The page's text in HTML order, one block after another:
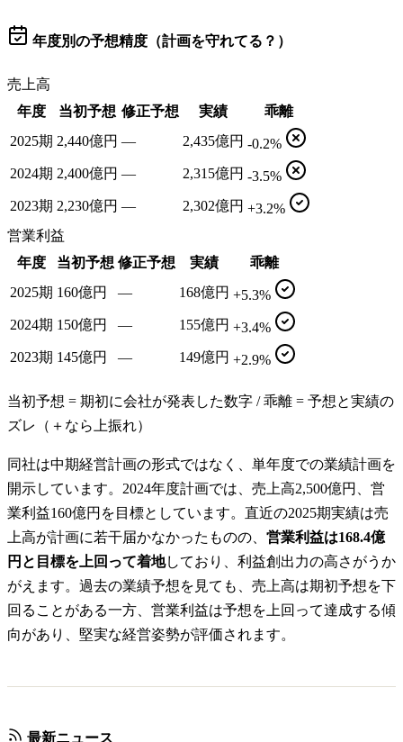
年度別の予想精度（計画を守れてる？）
売上高
年度
当初予想 修正予想 実績
乖離
2025期 2,440億円 — 2,435億円 -0.2%
2024期 2,400億円 — 2,315億円 -3.5%
2023期 2,230億円 — 2,302億円 +3.2%
営業利益
年度
当初予想 修正予想 実績
乖離
2025期 160億円 — 168億円 +5.3%
2024期 150億円 — 155億円 +3.4%
2023期 145億円 — 149億円 +2.9%
当初予想 = 期初に会社が発表した数字 / 乖離 = 予想と実績の
ズレ（＋なら上振れ）
同社は中期経営計画の形式ではなく、単年度での業績計画を
開示しています。2024年度計画では、売上高2,500億円、営
業利益160億円を目標としています。直近の2025期実績は売
上高が計画に若干届かなかったものの、 営業利益は168.4億
円と目標を上回って着地しており、利益創出力の高さがうか
がえます。過去の業績予想を見ても、売上高は期初予想を下
回ることがある一方、営業利益は予想を上回って達成する傾
向があり、堅実な経営姿勢が評価されます。
最新ニュース